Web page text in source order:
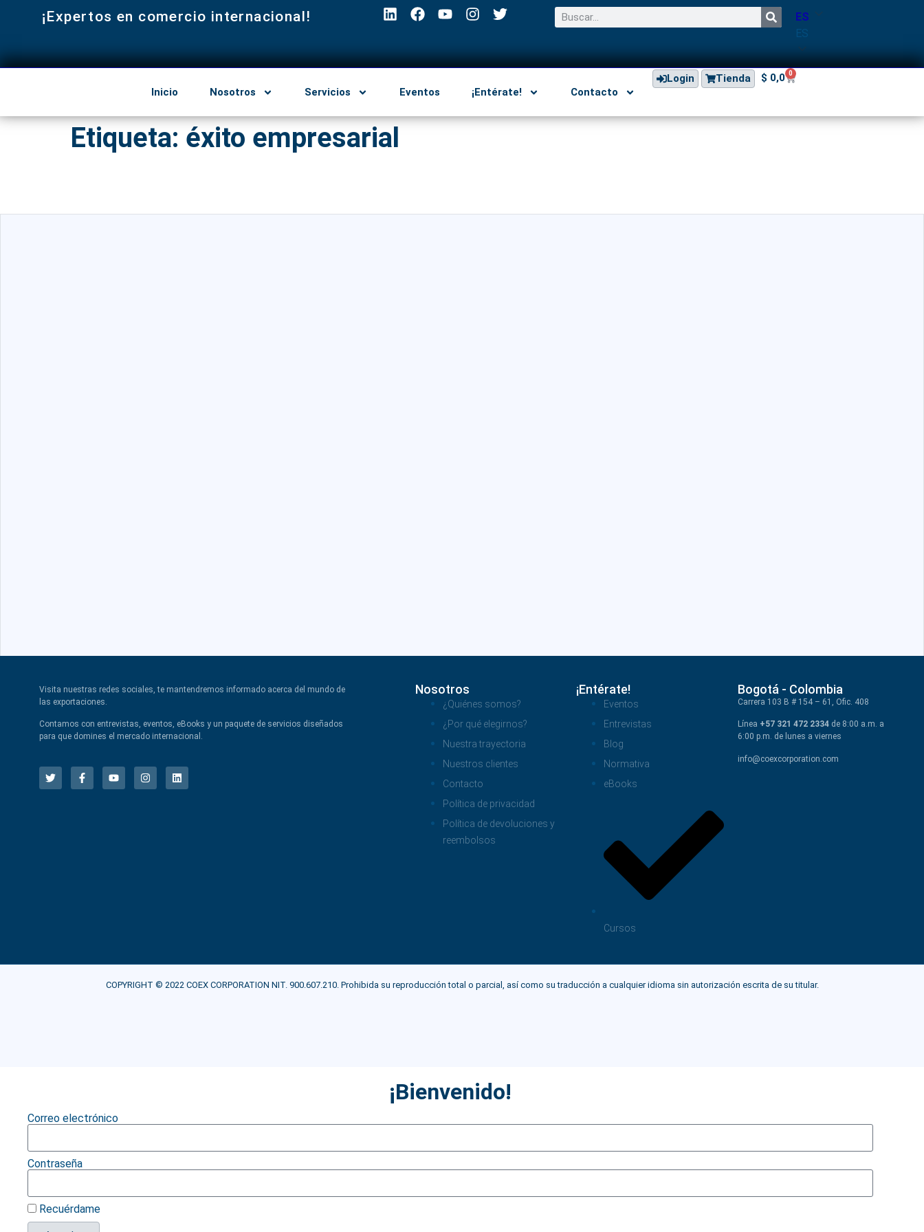
¡Expertos en comercio internacional!
ES
ES
Inicio Nosotros Servicios Eventos ¡Entérate! Contacto
Login Tienda $ 0,0 0
Etiqueta: éxito empresarial
Visita nuestras redes sociales, te mantendremos informado acerca del mundo de
las exportaciones.
Contamos con entrevistas, eventos, eBooks y un paquete de servicios diseñados
para que domines el mercado internacional.
Nosotros
¿Quiénes somos?
¿Por qué elegirnos?
Nuestra trayectoria
Nuestros clientes
Contacto
Política de privacidad
Política de devoluciones y
reembolsos
¡Entérate!
Eventos
Entrevistas
Blog
Normativa
eBooks
Cursos
Bogotá - Colombia
Carrera 103 B # 154 – 61, Ofic. 408
Línea +57 321 472 2334 de 8:00 a.m. a
6:00 p.m. de lunes a viernes
info@coexcorporation.com
COPYRIGHT © 2022 COEX CORPORATION NIT. 900.607.210. Prohibida su reproducción total o parcial, así como su traducción a cualquier idioma sin autorización escrita de su titular.
¡Bienvenido!
Correo electrónico
Contraseña
Recuérdame